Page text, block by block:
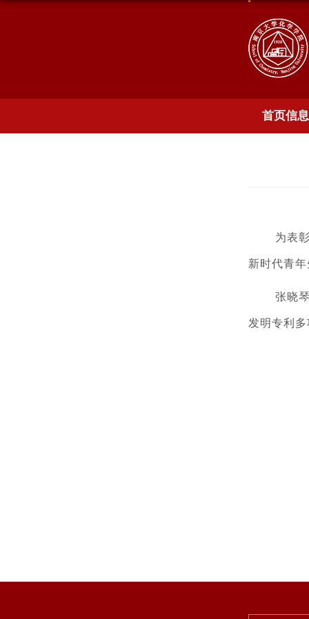
首页信息
为表
新时代青
张晓
发明专利